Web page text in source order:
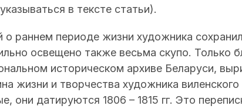
в тексте статьи).
о раннем периоде жизни художника
освещено также весьма скупо. Только
историческом архиве Беларуси,
жизни и творчества художника
они датируются 1806 – 1815 гг. Это